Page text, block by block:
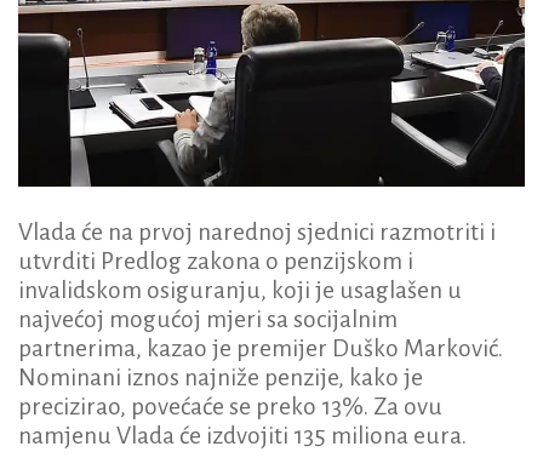
Vlada će na prvoj narednoj sjednici razmotriti i
utvrditi Predlog zakona o penzijskom i
invalidskom osiguranju, koji je usaglašen u
najvećoj mogućoj mjeri sa socijalnim
partnerima, kazao je premijer Duško Marković.
Nominani iznos najniže penzije, kako je
precizirao, povećaće se preko 13%. Za ovu
namjenu Vlada će izdvojiti 135 miliona eura.